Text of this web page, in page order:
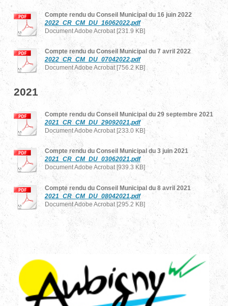
Compte rendu du Conseil Municipal du 16 juin 2022
2022_CR_CM_DU_16062022.pdf
Document Adobe Acrobat [231.9 KB]
Compte rendu du Conseil Municipal du 7 avril 2022
2022_CR_CM_DU_07042022.pdf
Document Adobe Acrobat [756.2 KB]
2021
Compte rendu du Conseil Municipal du 29 septembre 2021
2021_CR_CM_DU_29092021.pdf
Document Adobe Acrobat [233.0 KB]
Compte rendu du Conseil Municipal du 3 juin 2021
2021_CR_CM_DU_03062021.pdf
Document Adobe Acrobat [939.3 KB]
Compte rendu du Conseil Municipal du 8 avril 2021
2021_CR_CM_DU_08042021.pdf
Document Adobe Acrobat [295.2 KB]